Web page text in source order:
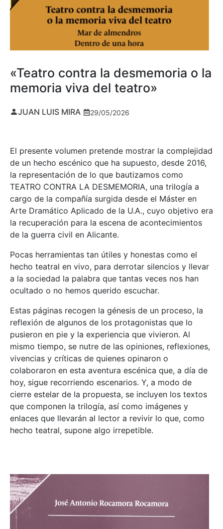
«Teatro contra la desmemoria o la
memoria viva del teatro»
JUAN LUIS MIRA 29/05/2026
El presente volumen pretende mostrar la complejidad
de un hecho escénico que ha supuesto, desde 2016,
la representación de lo que bautizamos como
TEATRO CONTRA LA DESMEMORIA, una trilogía a
cargo de la compañía surgida desde el Máster en
Arte Dramático Aplicado de la U.A., cuyo objetivo era
la recuperación para la escena de acontecimientos
de la guerra civil en Alicante.
Pocas herramientas tan útiles y honestas como el
hecho teatral en vivo, para derrotar silencios y llevar
a la sociedad la palabra que tantas veces nos han
ocultado o no hemos querido escuchar.
Estas páginas recogen la génesis de un proceso, la
reflexión de algunos de los protagonistas que lo
pusieron en pie y la experiencia que vivieron. Al
mismo tiempo, se nutre de las opiniones, reflexiones,
vivencias y críticas de quienes opinaron o
colaboraron en esta aventura escénica que, a día de
hoy, sigue recorriendo escenarios. Y, a modo de
cierre estelar de la propuesta, se incluyen los textos
que componen la trilogía, así como imágenes y
enlaces que llevarán al lector a revivir lo que, como
hecho teatral, supone algo irrepetible.